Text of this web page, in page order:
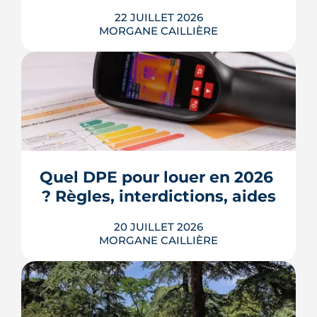
22 JUILLET 2026
MORGANE CAILLIÈRE
Écoles, base de loisirs, transports,
projets urbains et prix au m2 : le guide
3e ville de Haute-Garonne.
LIRE L'ARTICLE
Quel DPE pour louer en 2026
? Règles, interdictions, aides
20 JUILLET 2026
MORGANE CAILLIÈRE
En 2026, un logement doit être classé